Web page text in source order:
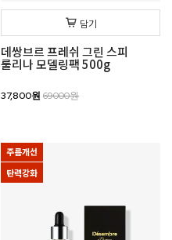
담기
데쌍브르 프레쉬 그린 스피
룰리나 모델링팩 500g
37,800원 69000원
주름개선
탄력강화